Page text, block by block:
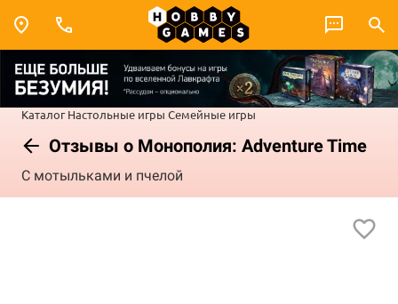
Каталог Настольные игры Семейные игры
Отзывы о Монополия: Adventure Time
С мотыльками и пчелой